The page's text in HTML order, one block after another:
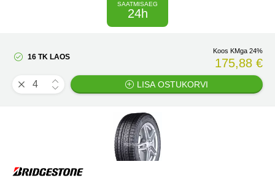
SAATMISAEG
24h
16 TK LAOS
Koos KMga 24%
175,88 €
LISA OSTUKORVI